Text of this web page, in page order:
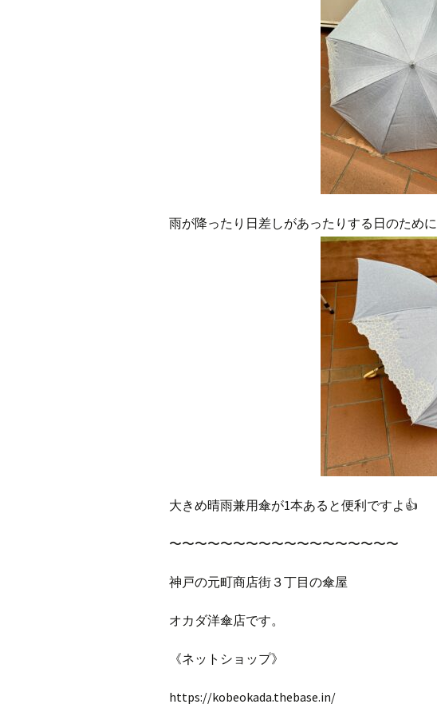
雨が降ったり日差しがあったりする日のために
大きめ晴雨兼用傘が1本あると便利ですよ👍
〜〜〜〜〜〜〜〜〜〜〜〜〜〜〜〜〜〜
神戸の元町商店街３丁目の傘屋
オカダ洋傘店です。
《ネットショップ》
https://kobeokada.thebase.in/